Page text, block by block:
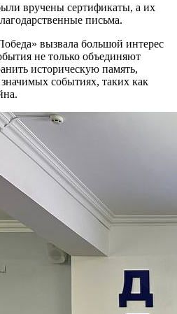
вручены сертификаты, а их
письма.
вызвала большой интерес
не только объединяют
историческую память,
событиях, таких как